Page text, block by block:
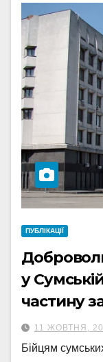
ПУБЛІКАЦІЇ
у
частину
11 ЖОВТНЯ,
Бійцям